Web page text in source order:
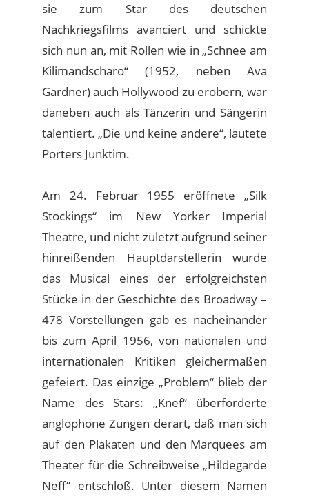
sie zum Star des deutschen
Nachkriegsfilms avanciert und schickte
sich nun an, mit Rollen wie in „Schnee am
Kilimandscharo“ (1952, neben Ava
Gardner) auch Hollywood zu erobern, war
daneben auch als Tänzerin und Sängerin
talentiert. „Die und keine andere“, lautete
Porters Junktim.
Am 24. Februar 1955 eröffnete „Silk
Stockings“ im New Yorker Imperial
Theatre, und nicht zuletzt aufgrund seiner
hinreißenden Hauptdarstellerin wurde
das Musical eines der erfolgreichsten
Stücke in der Geschichte des Broadway –
478 Vorstellungen gab es nacheinander
bis zum April 1956, von nationalen und
internationalen Kritiken gleichermaßen
gefeiert. Das einzige „Problem“ blieb der
Name des Stars: „Knef“ überforderte
anglophone Zungen derart, daß man sich
auf den Plakaten und den Marquees am
Theater für die Schreibweise „Hildegarde
Neff“ entschloß. Unter diesem Namen